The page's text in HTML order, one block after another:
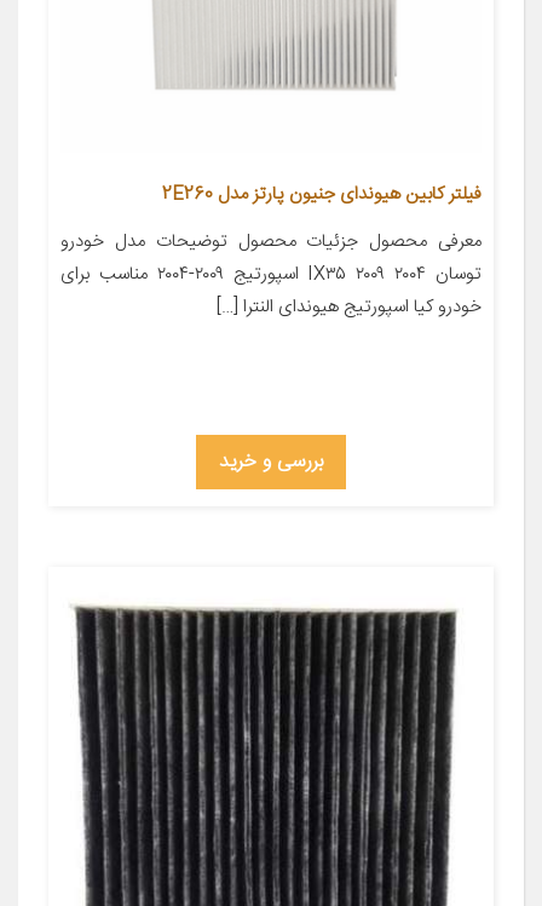
فیلتر کابین هیوندای جنیون پارتز مدل 2E260
معرفی محصول جزئیات محصول توضیحات مدل خودرو
توسان ۲۰۰۴ IX۳۵ ۲۰۰۹ اسپورتیج ۲۰۰۹-۲۰۰۴ مناسب برای
خودرو کیا اسپورتیج هیوندای النترا […]
بررسی و خرید